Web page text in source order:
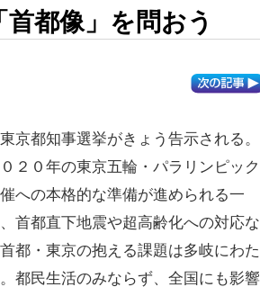
都像」を問おう
京都知事選挙がきょう告示される。
０２０年の東京五輪・パラリンピック
への本格的な準備が進められる一
首都直下地震や超高齢化への対応な
都・東京の抱える課題は多岐にわた
都民生活のみならず、全国にも影響